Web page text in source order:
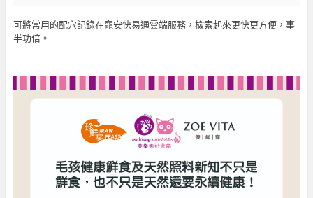
可將常用的配穴記錄在寵安快易通雲端服務，檢索起來更快更方便，事
半功倍。